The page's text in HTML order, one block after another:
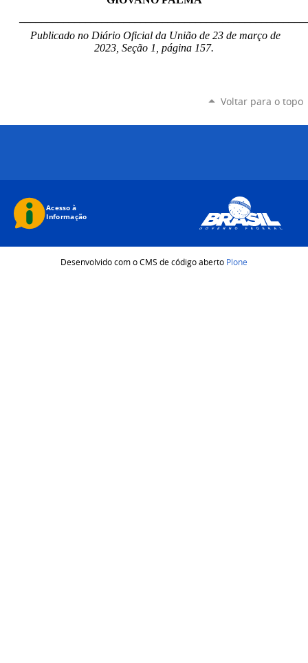
Publicado no Diário Oficial da União de 23 de março de
2023, Seção 1, página 157.
Voltar para o topo
Desenvolvido com o CMS de código aberto Plone